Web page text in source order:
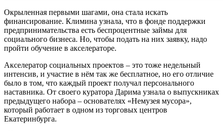
Окрыленная первыми шагами, она стала искать
финансирование. Климина узнала, что в фонде поддержки
предпринимательства есть беспроцентные займы для
социального бизнеса. Но, чтобы подать на них заявку, надо
пройти обучение в акселераторе.
Акселератор социальных проектов – это тоже недельный
интенсив, и участие в нём так же бесплатное, но его отличие
было в том, что каждый проект получал персонального
наставника. От своего куратора Дарима узнала о выпускниках
предыдущего набора – основателях «Немузея мусора»,
который работает в одном из торговых центров
Екатеринбурга.